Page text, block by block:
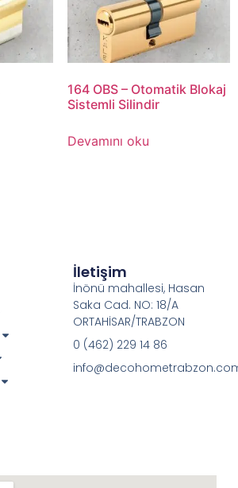
164 OBS – Otomatik Blokaj
Sistemli Silindir
Devamını oku
İletişim
İnönü mahallesi, Hasan
Saka Cad. NO: 18/A
ORTAHİSAR/TRABZON
0 (462) 229 14 86